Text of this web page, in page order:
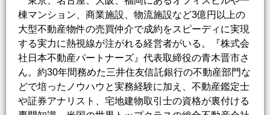
棟マンション、商業施設、物流施設など3億円以上の
大型不動産物件の売買仲介で成約をスピーディに実現
する実力に熱視線が注がれる経営者がいる。『株式会
社日本不動産パートナーズ』代表取締役の青木晋市さ
ん。約30年間務めた三井住友信託銀行の不動産部門な
どで培ったノウハウと実務経験に加え、不動産鑑定士
や証券アナリスト、宅地建物取引士の資格が裏付ける